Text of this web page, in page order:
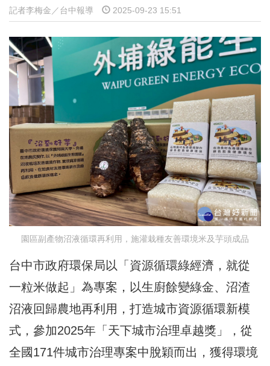
記者李梅金／台中報導 2025-09-23 15:51
園區副產物沼液循環再利用，施灌栽種友善環境米及芋頭成品
台中市政府環保局以「資源循環綠經濟，就從
一粒米做起」為專案，以生廚餘變綠金、沼渣
沼液回歸農地再利用，打造城市資源循環新模
式，參加2025年「天下城市治理卓越獎」，從
全國171件城市治理專案中脫穎而出，獲得環境